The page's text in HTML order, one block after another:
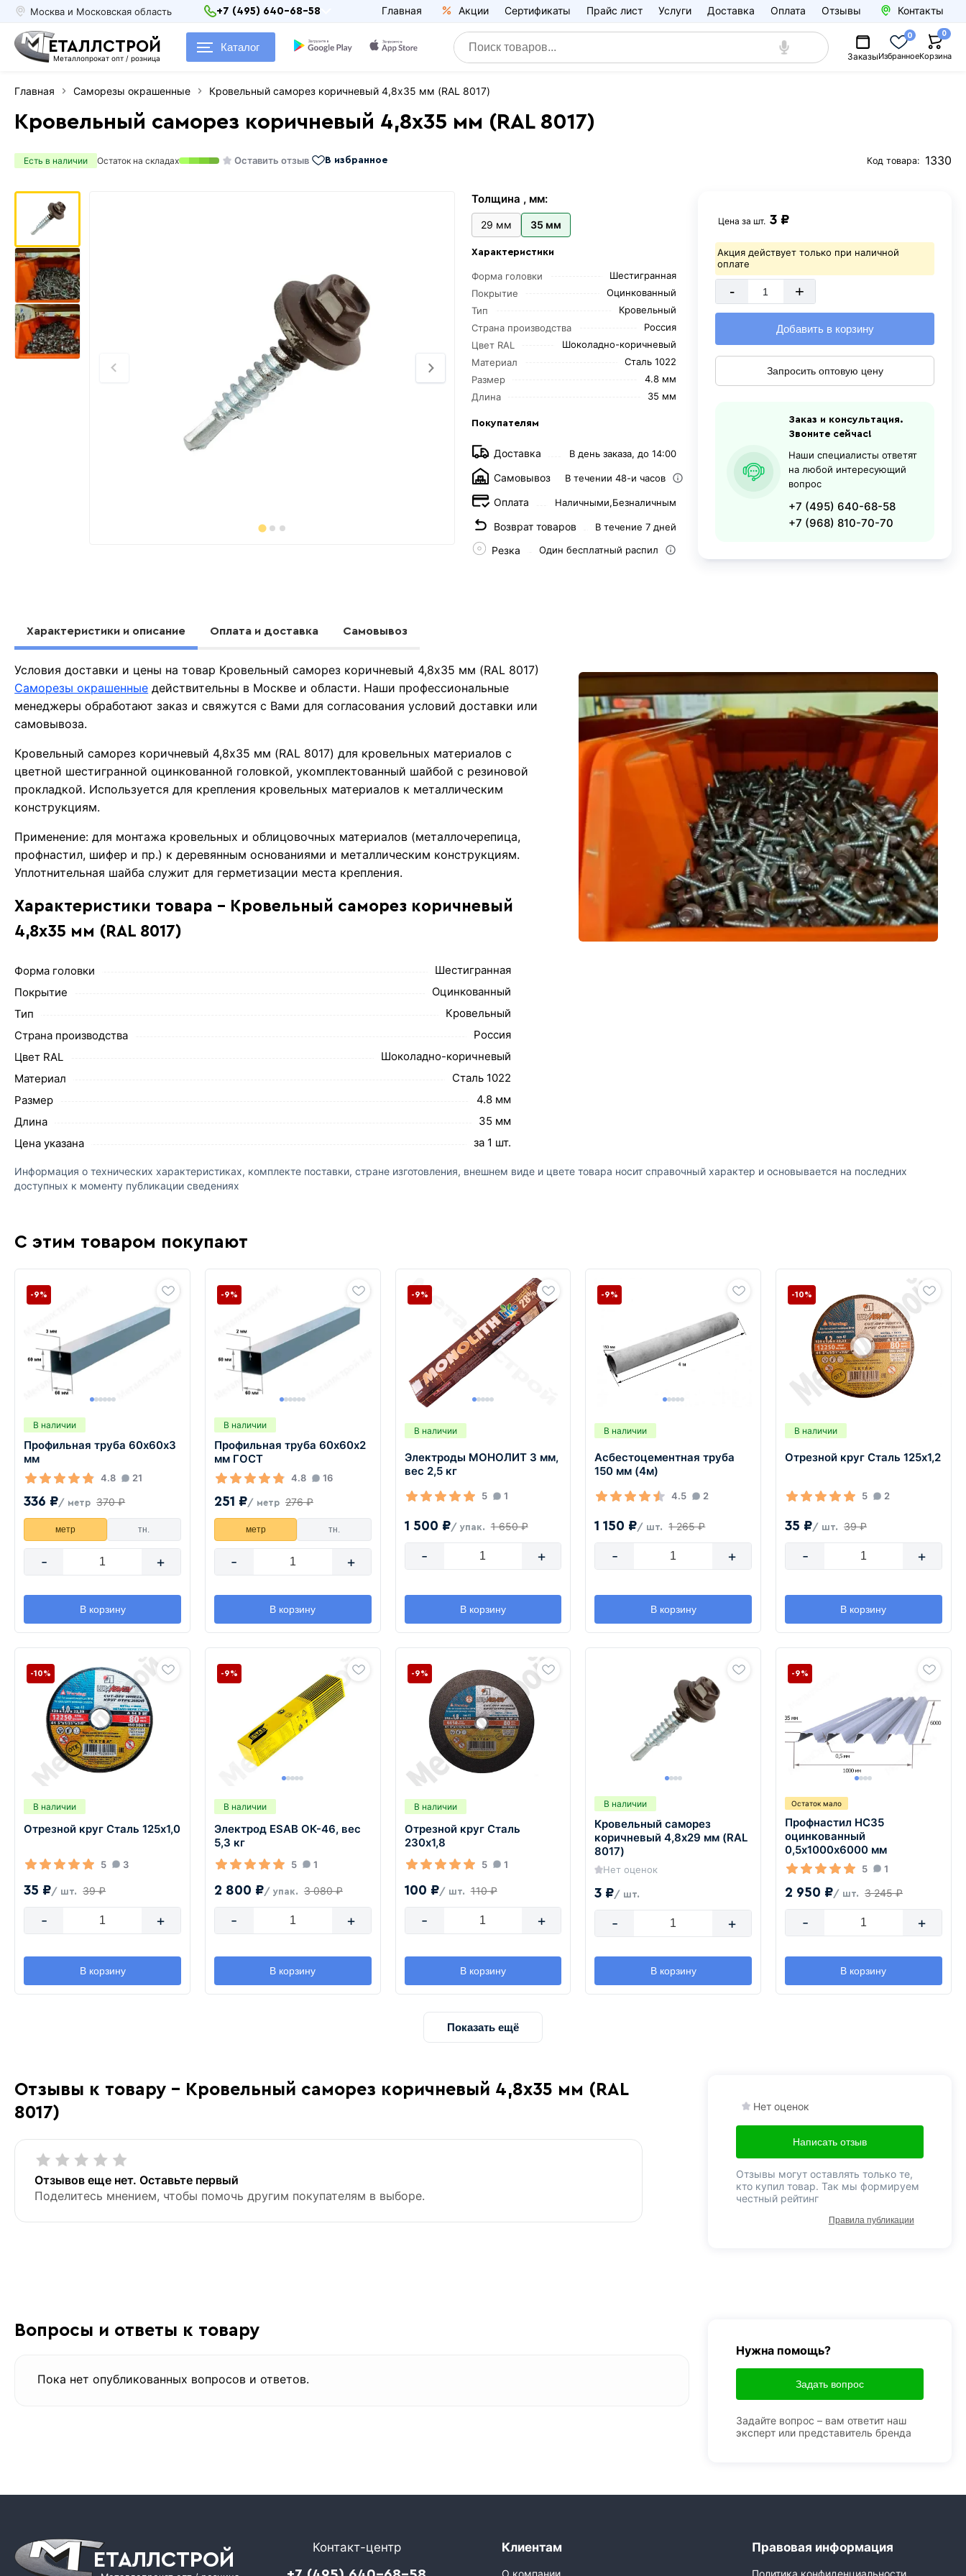
Москва и Московская область +7 (495) 640-68-58 Главная Акции Сертификаты Прайс лист Услуги Доставка Оплата Отзывы Контакты
ЕТАЛЛСТРОЙ
Металлопрокат опт / розница
Каталог
ЗаказыИзбранное
0
Корзина
0
Главная Саморезы окрашенные Кровельный саморез коричневый 4,8х35 мм (RAL 8017)
Кровельный саморез коричневый 4,8х35 мм (RAL 8017)
Есть в наличии Остаток на складах Оставить отзыв В избранное Код товара: 1330
Толщина , мм:
29 мм 35 мм
Характеристики
Форма головки
Шестигранная
Покрытие
Оцинкованный
Тип
Кровельный
Страна производства
Россия
Цвет RAL
Шоколадно-коричневый
Материал
Сталь 1022
Размер
4.8 мм
Длина
35 мм
Покупателям
Доставка В день заказа, до 14:00
Самовывоз В течении 48-и часов
Оплата Наличными,Безналичным
Возврат товаров В течение 7 дней
Резка Один бесплатный распил
Цена за шт. 3 ₽
Акция действует только при наличной
оплате
- +
Добавить в корзину
Запросить оптовую цену
Заказ и консультация.
Звоните сейчас!
Наши специалисты ответят
на любой интересующий
вопрос
+7 (495) 640-68-58
+7 (968) 810-70-70
Характеристики и описание Оплата и доставка Самовывоз
Условия доставки и цены на товар Кровельный саморез коричневый 4,8х35 мм (RAL 8017)
Саморезы окрашенные действительны в Москве и области. Наши профессиональные
менеджеры обработают заказ и свяжутся с Вами для согласования условий доставки или
самовывоза.
Кровельный саморез коричневый 4,8х35 мм (RAL 8017) для кровельных материалов с
цветной шестигранной оцинкованной головкой, укомплектованный шайбой с резиновой
прокладкой. Используется для крепления кровельных материалов к металлическим
конструкциям.
Применение: для монтажа кровельных и облицовочных материалов (металлочерепица,
профнастил, шифер и пр.) к деревянным основаниями и металлическим конструкциям.
Уплотнительная шайба служит для герметизации места крепления.
Характеристики товара - Кровельный саморез коричневый
4,8х35 мм (RAL 8017)
Форма головки
Шестигранная
Покрытие
Оцинкованный
Тип
Кровельный
Страна производства
Россия
Цвет RAL
Шоколадно-коричневый
Материал
Сталь 1022
Размер
4.8 мм
Длина
35 мм
Цена указана
за 1 шт.
Информация о технических характеристиках, комплекте поставки, стране изготовления, внешнем виде и цвете товара носит справочный характер и основывается на последних
доступных к моменту публикации сведениях
С этим товаром покупают
В наличии
Профильная труба 60х60х3
мм
4.8 21
336 ₽/ метр 370 ₽
-9%
метр тн.
- +
В корзину
В наличии
Профильная труба 60х60х2
мм ГОСТ
4.8 16
251 ₽/ метр 276 ₽
-9%
метр тн.
- +
В корзину
В наличии
Электроды МОНОЛИТ 3 мм,
вес 2,5 кг
5 1
1 500 ₽/ упак. 1 650 ₽
-9%
- +
В корзину
В наличии
Асбестоцементная труба
150 мм (4м)
4.5 2
1 150 ₽/ шт. 1 265 ₽
-9%
- +
В корзину
В наличии
Отрезной круг Сталь 125х1,2
5 2
35 ₽/ шт. 39 ₽
-10%
- +
В корзину
В наличии
Отрезной круг Сталь 125х1,0
5 3
35 ₽/ шт. 39 ₽
-10%
- +
В корзину
В наличии
Электрод ESAB ОК-46, вес
5,3 кг
5 1
2 800 ₽/ упак. 3 080 ₽
-9%
- +
В корзину
В наличии
Отрезной круг Сталь
230х1,8
5 1
100 ₽/ шт. 110 ₽
-9%
- +
В корзину
В наличии
Кровельный саморез
коричневый 4,8х29 мм (RAL
8017)
Нет оценок
3 ₽/ шт.
- +
В корзину
Остаток мало
Профнастил НС35
оцинкованный
0,5х1000х6000 мм
5 1
2 950 ₽/ шт. 3 245 ₽
-9%
- +
В корзину
Показать ещё
Отзывы к товару - Кровельный саморез коричневый 4,8х35 мм (RAL
8017)
Отзывов еще нет. Оставьте первый
Поделитесь мнением, чтобы помочь другим покупателям в выборе.
Нет оценок
Написать отзыв
Отзывы могут оставлять только те,
кто купил товар. Так мы формируем
честный рейтинг
Правила публикации
Вопросы и ответы к товару
Пока нет опубликованных вопросов и ответов.
Нужна помощь?
Задать вопрос
Задайте вопрос – вам ответит наш
эксперт или представитель бренда
ЕТАЛЛСТРОЙ
Контакт-центр
Клиентам Правовая информация